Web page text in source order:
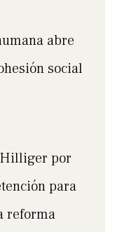
abre
social
Hilliger por
para
reforma